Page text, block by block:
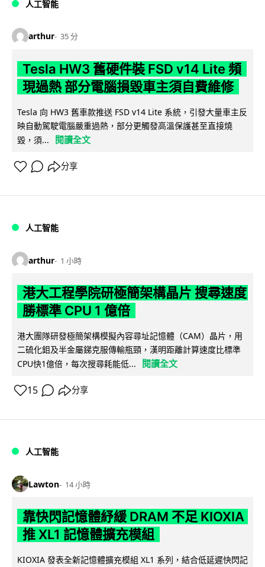
人工智能
arthur 35 分
Tesla HW3 舊硬件裝 FSD v14 Lite 頻
現過熱 部分電腦損毀車主須自費維修
Tesla 向 HW3 舊車款推送 FSD v14 Lite 系統，引發大量車主反
映自動駕駛電腦嚴重過熱，部分更觸發高溫保護甚至直接燒
毀，須...
閱讀全文
分享
人工智能
arthur 1 小時
港大工程學院研極簡架構晶片 搜尋速度
勝標準 CPU 1 億倍
港大團隊研發極簡架構模擬內容尋址記憶體（CAM）晶片，用
二硫化鉬及半金屬銻克服傳輸瓶頸，漢明距離計算速度比標準
CPU快1億倍，每次搜尋耗能低...
閱讀全文
15 分享
人工智能
Lawton 14 小時
靠快閃記憶體紓緩 DRAM 不足 KIOXIA
推 XL1 記憶體擴充模組
KIOXIA 發表全新記憶體擴充模組 XL1 系列，結合低延遲快閃記